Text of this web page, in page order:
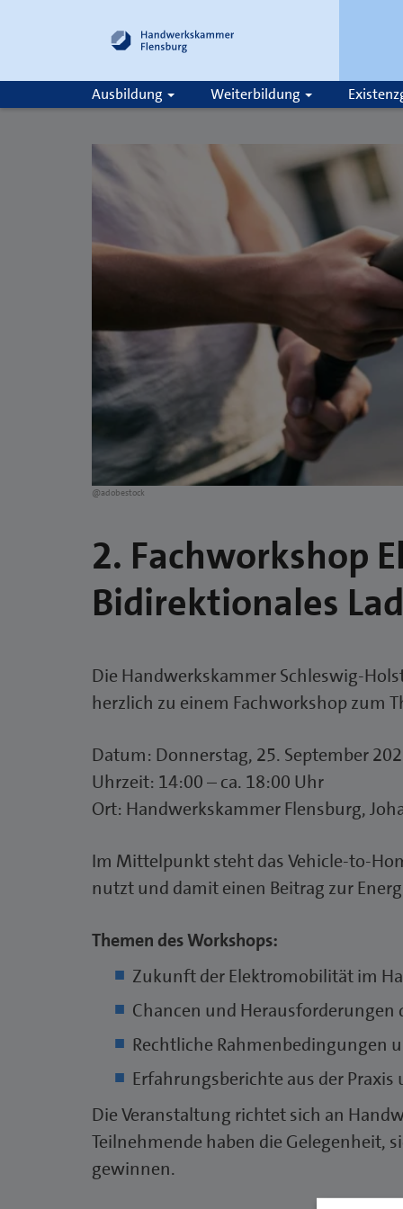
Ausbildung Weiterbildung
Suche
@adobestock
2. Fachworkshop
Bidirektionales
Die Handwerkskammer Schleswig-
herzlich zu einem Fachworkshop zum
Datum: Donnerstag, 25. September
Uhrzeit: 14:00 – ca. 18:00 Uhr
Ort: Handwerkskammer Flensburg,
Im Mittelpunkt steht das Vehicle-to-
nutzt und damit einen Beitrag zur
Themen des Workshops:
Zukunft der Elektromobilität im
Chancen und Herausforderungen
Rechtliche Rahmenbedingungen
Erfahrungsberichte aus der Praxis
Die Veranstaltung richtet sich an
Teilnehmende haben die Gelegenheit,
gewinnen.